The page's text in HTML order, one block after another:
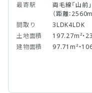
最寄駅
両毛線「山前
（距離：2560m
間取り
3LDK4LDK
土地面積
197.27m²・
建物面積
97.71m²・